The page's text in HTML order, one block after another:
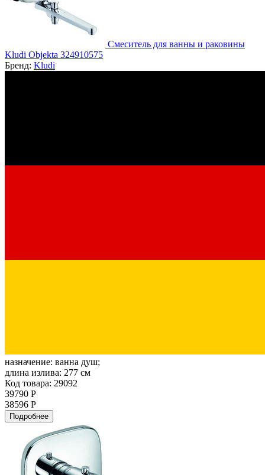
Смеситель для ванны и раковины
Kludi Objekta 324910575
Бренд: Kludi
назначение: ванна душ;
длина излива: 277 см
Код товара: 29092
39790 Р
38596 Р
Подробнее